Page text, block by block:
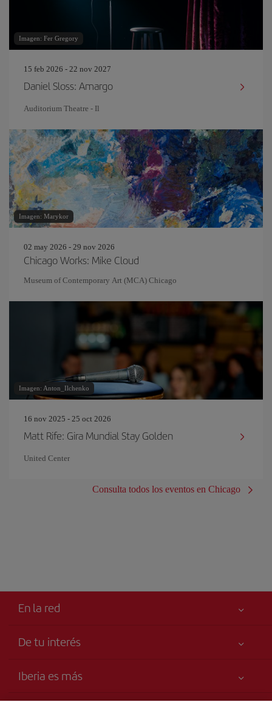
Imagen: Fer Gregory
15 feb 2026 - 22 nov 2027
Daniel Sloss: Amargo
Auditorium Theatre - Il
Imagen: Marykor
02 may 2026 - 29 nov 2026
Chicago Works: Mike Cloud
Museum of Contemporary Art (MCA) Chicago
Imagen: Anton_Ilchenko
16 nov 2025 - 25 oct 2026
Matt Rife: Gira Mundial Stay Golden
United Center
Consulta todos los eventos en Chicago
En la red
De tu interés
Accesibilidad
Iberia es más